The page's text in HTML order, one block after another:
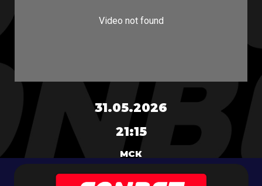
31.05.2026
21:15
МСК